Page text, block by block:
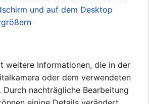
und auf dem Desktop
weitere Informationen, die in der
oder dem verwendeten
Durch nachträgliche Bearbeitung